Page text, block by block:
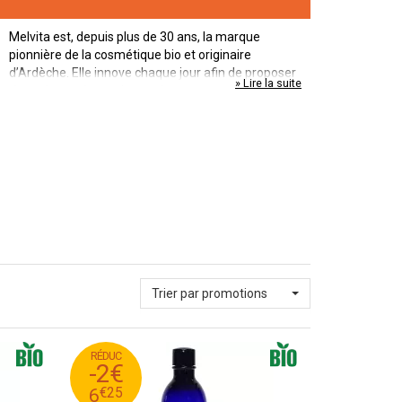
Melvita est, depuis plus de 30 ans, la marque
pionnière de la cosmétique bio et originaire
d’Ardèche. Elle innove chaque jour afin de proposer
des soins toujours plus enchanteurs et performants
» Lire la suite
Trier par promotions
RÉDUC
-2€
6€25
8
€
25
6
€
25